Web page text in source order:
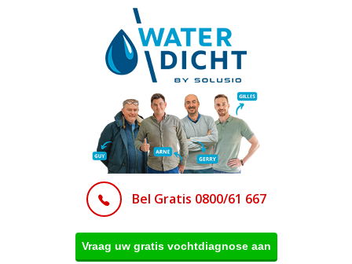
Bel Gratis 0800/61 667
Vraag uw gratis vochtdiagnose aan